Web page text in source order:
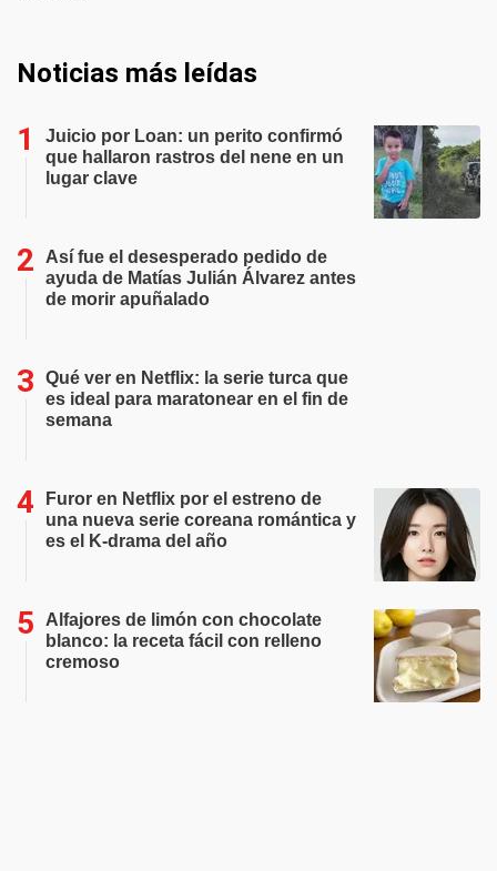
Noticias más leídas
Juicio por Loan: un perito confirmó
que hallaron rastros del nene en un
lugar clave
Así fue el desesperado pedido de
ayuda de Matías Julián Álvarez antes
de morir apuñalado
Qué ver en Netflix: la serie turca que
es ideal para maratonear en el fin de
semana
Furor en Netflix por el estreno de
una nueva serie coreana romántica y
es el K-drama del año
Alfajores de limón con chocolate
blanco: la receta fácil con relleno
cremoso